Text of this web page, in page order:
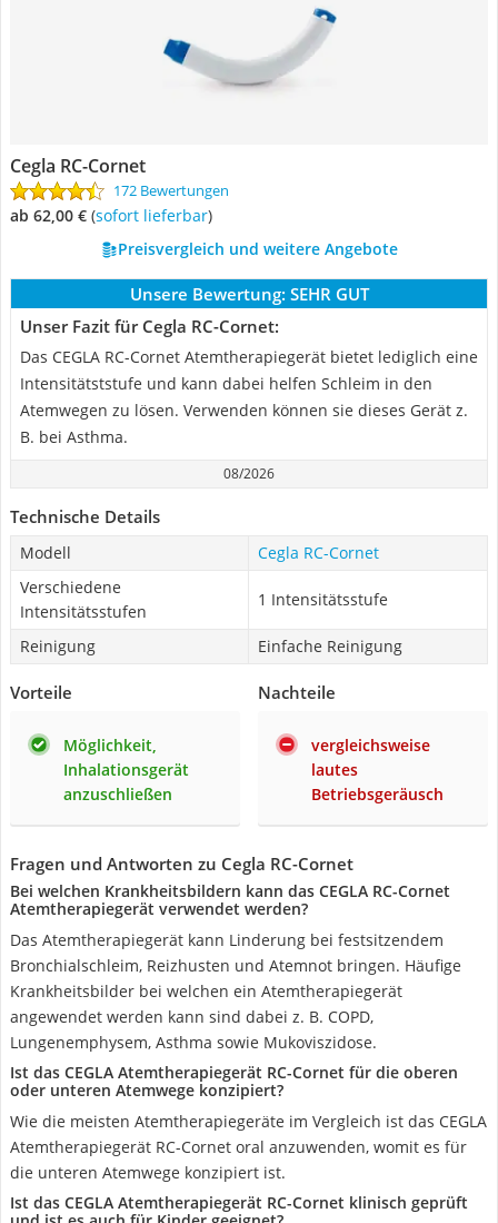
Cegla RC-Cornet
172 Bewertungen
ab 62,00 € ( Sofort lieferbar)
Preisvergleich und weitere Angebote
Unsere Bewertung: SEHR GUT
Unser Fazit für Cegla RC-Cornet:
Das CEGLA RC-Cornet Atemtherapiegerät bietet lediglich eine
Intensitätststufe und kann dabei helfen Schleim in den
Atemwegen zu lösen. Verwenden können sie dieses Gerät z.
B. bei Asthma.
08/2026
Technische Details
Modell
Cegla RC-Cornet
Verschiedene
Intensitätsstufen
1 Intensitätsstufe
Reinigung Einfache Reinigung
Vorteile
Möglichkeit,
Inhalationsgerät
anzuschließen
Nachteile
vergleichsweise
lautes
Betriebsgeräusch
Fragen und Antworten zu Cegla RC-Cornet
Bei welchen Krankheitsbildern kann das CEGLA RC-Cornet
Atemtherapiegerät verwendet werden?
Das Atemtherapiegerät kann Linderung bei festsitzendem
Bronchialschleim, Reizhusten und Atemnot bringen. Häufige
Krankheitsbilder bei welchen ein Atemtherapiegerät
angewendet werden kann sind dabei z. B. COPD,
Lungenemphysem, Asthma sowie Mukoviszidose.
Ist das CEGLA Atemtherapiegerät RC-Cornet für die oberen
oder unteren Atemwege konzipiert?
Wie die meisten Atemtherapiegeräte im Vergleich ist das CEGLA
Atemtherapiegerät RC-Cornet oral anzuwenden, womit es für
die unteren Atemwege konzipiert ist.
Ist das CEGLA Atemtherapiegerät RC-Cornet klinisch geprüft